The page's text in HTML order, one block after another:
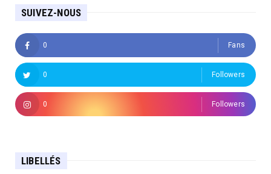
SUIVEZ-NOUS
0 Fans
0 Followers
0 Followers
LIBELLÉS